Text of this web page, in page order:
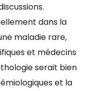
dans la
maladie rare,
et médecins
serait bien
et la